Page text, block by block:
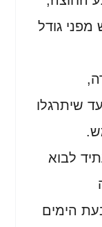
מפני גודל
שיתרגלו
לבוא
הימים